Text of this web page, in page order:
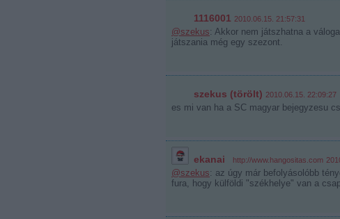
1116001 2010.06.15. 21:57:31
@szekus: Akkor nem játszhatna a
játszania még egy szezont.
szekus (törölt) 2010.06.15. 22:09:27
es mi van ha a SC magyar bejegyzesu
ekanai http://www.hangositas.com
@szekus: az úgy már befolyásolóbb
fura, hogy külföldi "székhelye" van a